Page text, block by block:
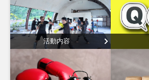
活動内容